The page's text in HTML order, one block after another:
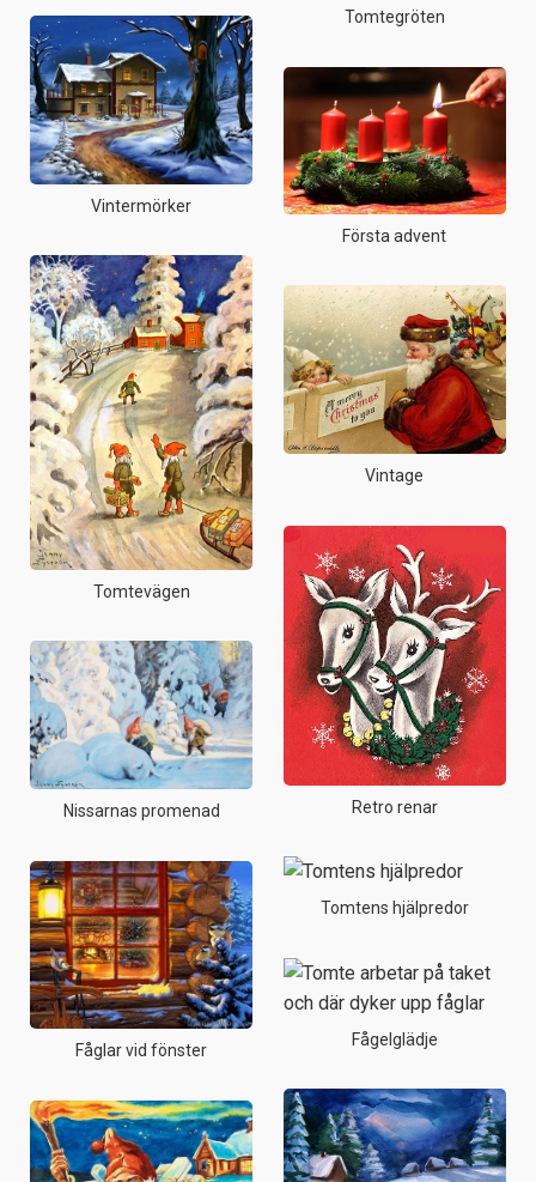
Vintermörker
Tomtevägen
Nissarnas promenad
Fåglar vid fönster
Tomtegröten
Första advent
Vintage
Retro renar
Tomtens hjälpredor
Fågelglädje